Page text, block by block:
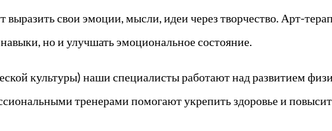
свои эмоции, мысли, идеи через творчество. Арт-
но и улучшать эмоциональное состояние.
культуры) наши специалисты работают над развитием
тренерами помогают укрепить здоровье и